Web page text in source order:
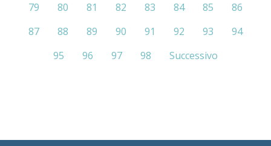
79
80 81 82 83 84 85
86
87
88 89 90 91 92 93
94
95
96 97 98 Successivo